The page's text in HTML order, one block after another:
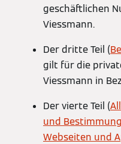
geschäftlichen
Viessmann.
Der dritte Teil (
gilt für die
Viessmann in
Der vierte Teil (
und
Webseiten und